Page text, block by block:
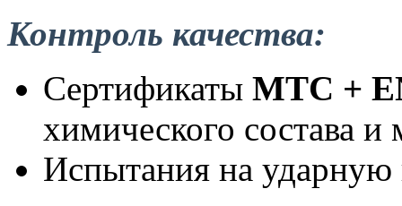
Контроль качества:
Сертификаты MTC +
химического состава и
Испытания на ударную